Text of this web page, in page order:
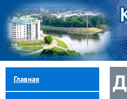
Главная